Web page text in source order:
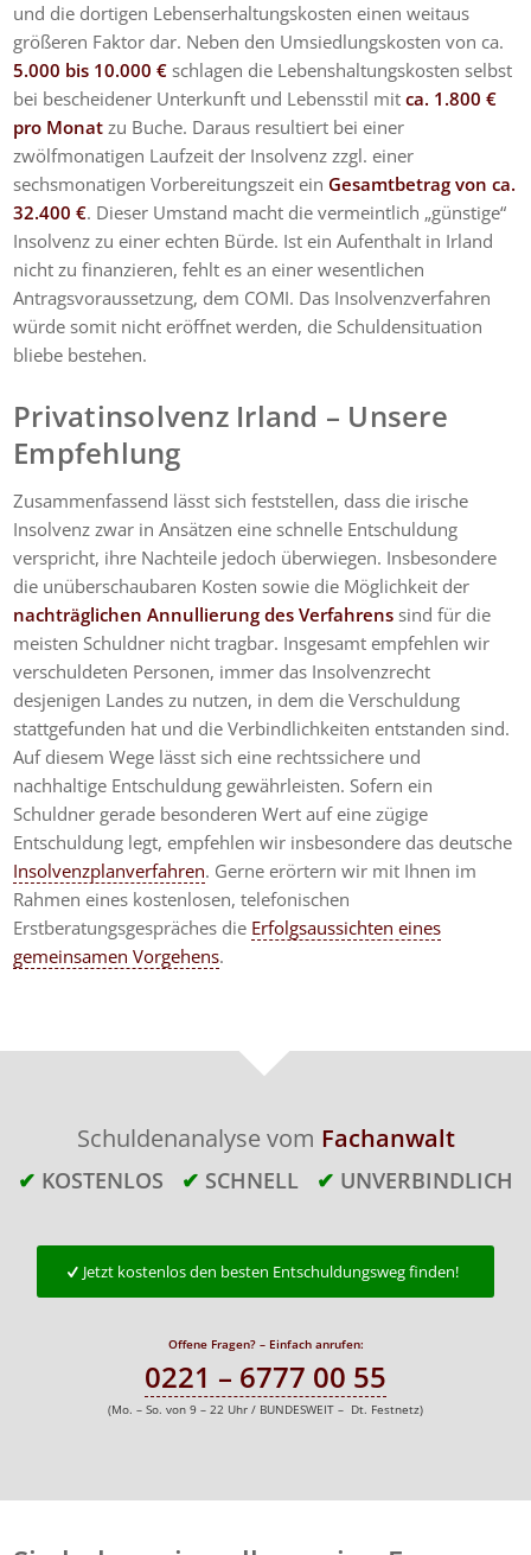
und die dortigen Lebenserhaltungskosten einen weitaus
größeren Faktor dar. Neben den Umsiedlungskosten von ca.
5.000 bis 10.000 € schlagen die Lebenshaltungskosten selbst
bei bescheidener Unterkunft und Lebensstil mitca. 1.800 €
pro Monat zu Buche. Daraus resultiert bei einer
zwölfmonatigen Laufzeit der Insolvenz zzgl. einer
sechsmonatigen Vorbereitungszeit ein Gesamtbetrag von ca.
32.400 €. Dieser Umstand macht die vermeintlich „günstige“
Insolvenz zu einer echten Bürde. Ist ein Aufenthalt in Irland
nicht zu finanzieren, fehlt es an einer wesentlichen
Antragsvoraussetzung, dem COMI. Das Insolvenzverfahren
würde somit nicht eröffnet werden, die Schuldensituation
bliebe bestehen.
Privatinsolvenz Irland – Unsere
Empfehlung
Zusammenfassend lässt sich feststellen, dass die irische
Insolvenz zwar in Ansätzen eine schnelle Entschuldung
verspricht, ihre Nachteile jedoch überwiegen. Insbesondere
die unüberschaubaren Kosten sowie die Möglichkeit der
nachträglichen Annullierung des Verfahrens sind für die
meisten Schuldner nicht tragbar. Insgesamt empfehlen wir
verschuldeten Personen, immer das Insolvenzrecht
desjenigen Landes zu nutzen, in dem die Verschuldung
stattgefunden hat und die Verbindlichkeiten entstanden sind.
Auf diesem Wege lässt sich eine rechtssichere und
nachhaltige Entschuldung gewährleisten. Sofern ein
Schuldner gerade besonderen Wert auf eine zügige
Entschuldung legt, empfehlen wir insbesondere das deutsche
Insolvenzplanverfahren. Gerne erörtern wir mit Ihnen im
Rahmen eines kostenlosen, telefonischen
Erstberatungsgespräches die Erfolgsaussichten eines
gemeinsamen Vorgehens.
Schuldenanalyse vom Fachanwalt
✔ KOSTENLOS ✔ SCHNELL ✔ UNVERBINDLICH
Jetzt kostenlos den besten Entschuldungsweg finden!
Offene Fragen? – Einfach anrufen:
0221 – 6777 00 55
(Mo. – So. von 9 – 22 Uhr / BUNDESWEIT – Dt. Festnetz)